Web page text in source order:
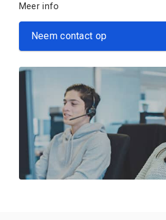
Meer info
Neem contact op